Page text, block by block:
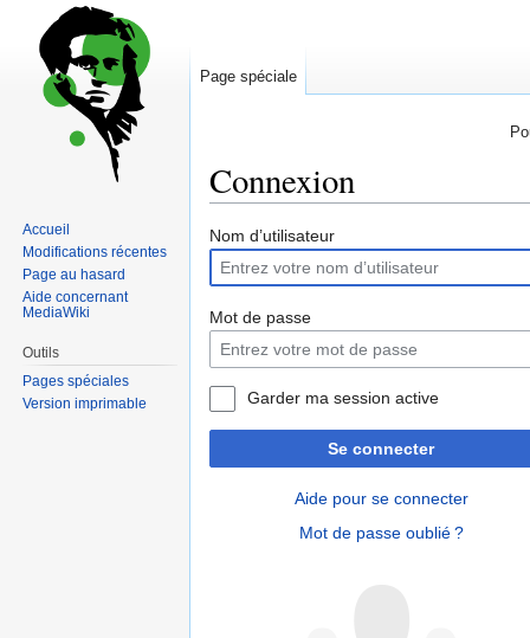
Connexion
Sauter
la
navigation
Sauter
la
recherche
Nom d’utilisateur
Mot de passe
Garder ma session active
Se connecter
Aide pour se connecter
Mot de passe oublié ?
Page spéciale
Accueil
Modifications récentes
Page au hasard
Aide concernant
MediaWiki
Outils
Pages spéciales
Version imprimable